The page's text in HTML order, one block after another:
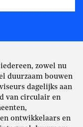
zowel nu
duurzaam bouwen
dagelijks aan
van circulair en
ontwikkelaars en